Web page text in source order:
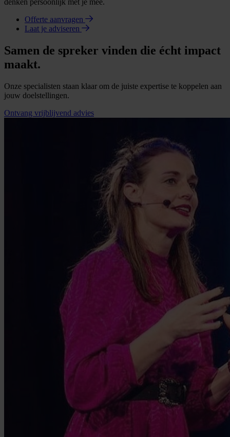
Offerte aanvragen
Laat je adviseren
Samen de spreker vinden die écht impact
maakt.
Onze specialisten staan klaar om de juiste expertise te koppelen aan
jouw doelstellingen.
Ontvang vrijblijvend advies